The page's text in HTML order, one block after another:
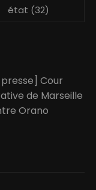
état (32)
Cour
de Marseille
Orano